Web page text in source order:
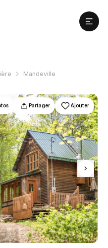
Mandeville
Partager Ajouter